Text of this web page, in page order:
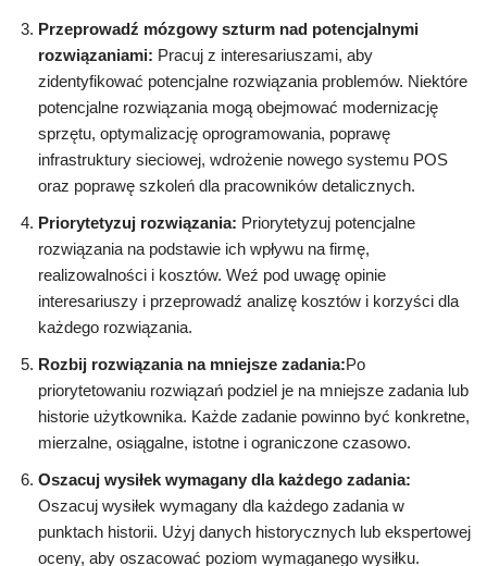
Przeprowadź mózgowy szturm nad potencjalnymi
rozwiązaniami: Pracuj z interesariuszami, aby
zidentyfikować potencjalne rozwiązania problemów. Niektóre
potencjalne rozwiązania mogą obejmować modernizację
sprzętu, optymalizację oprogramowania, poprawę
infrastruktury sieciowej, wdrożenie nowego systemu POS
oraz poprawę szkoleń dla pracowników detalicznych.
Priorytetyzuj rozwiązania: Priorytetyzuj potencjalne
rozwiązania na podstawie ich wpływu na firmę,
realizowalności i kosztów. Weź pod uwagę opinie
interesariuszy i przeprowadź analizę kosztów i korzyści dla
każdego rozwiązania.
Rozbij rozwiązania na mniejsze zadania:Po
priorytetowaniu rozwiązań podziel je na mniejsze zadania lub
historie użytkownika. Każde zadanie powinno być konkretne,
mierzalne, osiągalne, istotne i ograniczone czasowo.
Oszacuj wysiłek wymagany dla każdego zadania:
Oszacuj wysiłek wymagany dla każdego zadania w
punktach historii. Użyj danych historycznych lub ekspertowej
oceny, aby oszacować poziom wymaganego wysiłku.